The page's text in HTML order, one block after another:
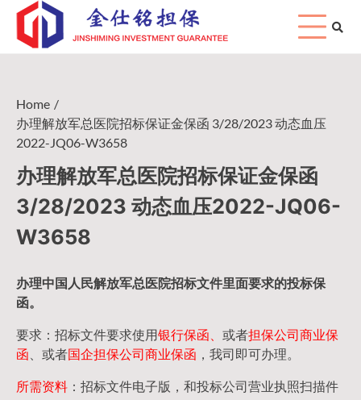
Skip
content
Home
办理解放军总医院招标保证金保函 3/28/2023 动态血压
2022-JQ06-W3658
办理解放军总医院招标保证金保函
3/28/2023 动态血压2022-JQ06-
W3658
办理中国人民解放军总医院招标文件里面要求的投标保
函。
要求：招标文件要求使用银行保函、 或者担保公司商业保
函 、或者国企担保公司商业保函 ，我司即可办理。
所需资料 ：招标文件电子版，和投标公司营业执照扫描件